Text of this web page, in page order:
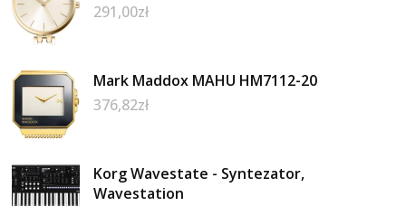
291,00zł
Mark Maddox MAHU HM7112-20
376,82zł
Korg Wavestate - Syntezator,
Wavestation